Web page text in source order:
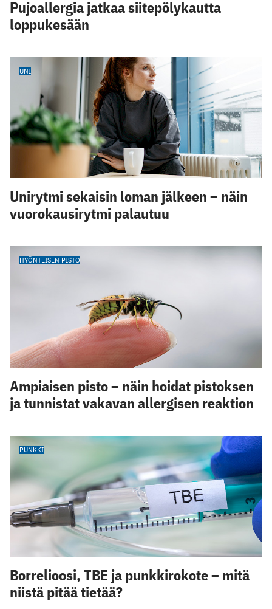
Pujoallergia jatkaa siitepölykautta
loppukesään
UNI
Unirytmi sekaisin loman jälkeen – näin
vuorokausirytmi palautuu
HYÖNTEISEN PISTO
Ampiaisen pisto – näin hoidat pistoksen
ja tunnistat vakavan allergisen reaktion
PUNKKI
Borrelioosi, TBE ja punkkirokote – mitä
niistä pitää tietää?